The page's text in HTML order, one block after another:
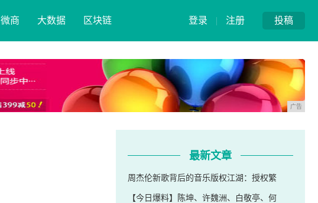
投稿
登录 | 注册
微商 大数据 区块链
广告
最新文章
周杰伦新歌背后的音乐版权江湖：授权繁
【今日爆料】陈坤、许魏洲、白敬亭、何